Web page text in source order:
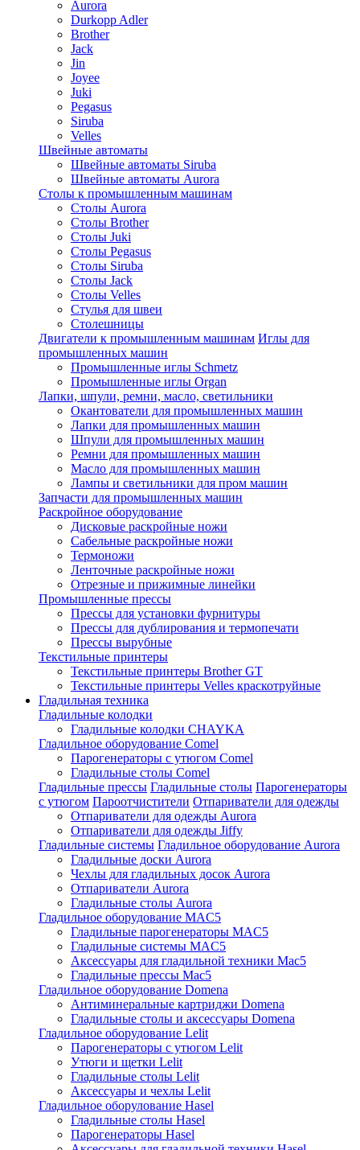
Aurora
Durkopp Adler
Brother
Jack
Jin
Joyee
Juki
Pegasus
Siruba
Velles
Швейные автоматы
Швейные автоматы Siruba
Швейные автоматы Aurora
Столы к промышленным машинам
Столы Aurora
Столы Brother
Столы Juki
Столы Pegasus
Столы Siruba
Столы Jack
Столы Velles
Стулья для швеи
Столешницы
Двигатели к промышленным машинам Иглы для
промышленных машин
Промышленные иглы Schmetz
Промышленные иглы Organ
Лапки, шпули, ремни, масло, светильники
Окантователи для промышленных машин
Лапки для промышленных машин
Шпули для промышленных машин
Ремни для промышленных машин
Масло для промышленных машин
Лампы и светильники для пром машин
Запчасти для промышленных машин
Раскройное оборудование
Дисковые раскройные ножи
Сабельные раскройные ножи
Термоножи
Ленточные раскройные ножи
Отрезные и прижимные линейки
Промышленные прессы
Прессы для установки фурнитуры
Прессы для дублирования и термопечати
Прессы вырубные
Текстильные принтеры
Текстильные принтеры Brother GT
Текстильные принтеры Velles краскотруйные
Гладильная техника
Гладильные колодки
Гладильные колодки CHAYKA
Гладильное оборудование Comel
Парогенераторы с утюгом Comel
Гладильные столы Comel
Гладильные прессы Гладильные столы Парогенераторы
с утюгом Пароотчистители Отпариватели для одежды
Отпариватели для одежды Aurora
Отпариватели для одежды Jiffy
Гладильные системы Гладильное оборудование Aurora
Гладильные доски Aurora
Чехлы для гладильных досок Aurora
Отпариватели Aurora
Гладильные столы Aurora
Гладильное оборудование MAC5
Гладильные парогенераторы MAC5
Гладильные системы MAC5
Аксессуары для гладильной техники Mac5
Гладильные прессы Mac5
Гладильное оборудование Domena
Антиминеральные картриджи Domena
Гладильные столы и аксессуары Domena
Гладильное оборудование Lelit
Парогенераторы с утюгом Lelit
Утюги и щетки Lelit
Гладильные столы Lelit
Аксессуары и чехлы Lelit
Гладильное оборулование Hasel
Гладильные столы Hasel
Парогенераторы Hasel